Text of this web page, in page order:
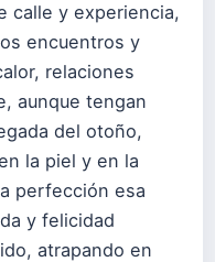
calle y experiencia,
encuentros y
relaciones
aunque tengan
del otoño,
la piel y en la
perfección esa
y felicidad
atrapando en